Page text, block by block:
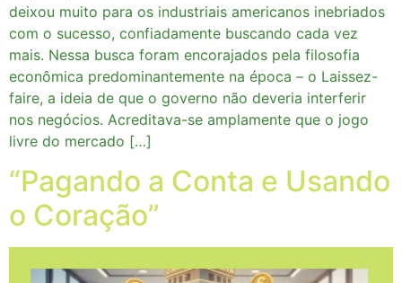
deixou muito para os industriais americanos inebriados
com o sucesso, confiadamente buscando cada vez
mais. Nessa busca foram encorajados pela filosofia
econômica predominantemente na época – o Laissez-
faire, a ideia de que o governo não deveria interferir
nos negócios. Acreditava-se amplamente que o jogo
livre do mercado […]
“Pagando a Conta e Usando
o Coração”